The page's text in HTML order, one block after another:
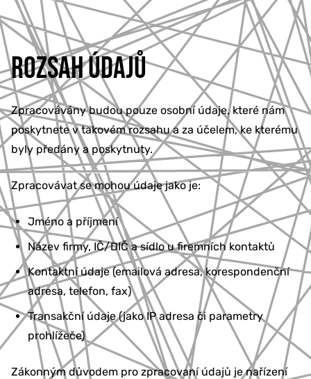
ROZSAH ÚDAJŮ
Zpracovávány budou pouze osobní údaje, které nám
poskytnete v takovém rozsahu a za účelem, ke kterému
byly předány a poskytnuty.
Zpracovávat se mohou údaje jako je:
Jméno a příjmení
Název firmy, IČ/DIČ a sídlo u firemních kontaktů
Kontaktní údaje (emailová adresa, korespondenční
adresa, telefon, fax)
Transakční údaje (jako IP adresa či parametry
prohlížeče)
Zákonným důvodem pro zpracovaní údajů je nařízení